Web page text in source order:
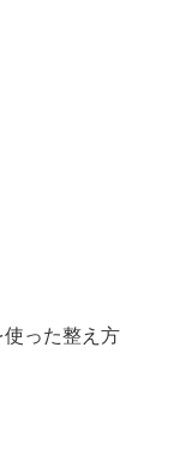
使った整え方